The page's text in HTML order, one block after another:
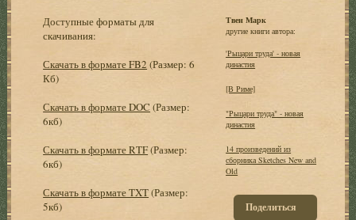
Доступные форматы для
скачивания:
Скачать в формате FB2 (Размер: 6
Кб)
Скачать в формате DOC (Размер:
6кб)
Скачать в формате RTF(Размер:
6кб)
Скачать в формате TXT(Размер:
5кб)
Твен Марк
другие книги автора:
'Рыцари труда' - новая
династия
[В Риме]
"Рыцари труда" - новая
династия
14 произведений из
сборника Sketches New and
Old
Поделиться